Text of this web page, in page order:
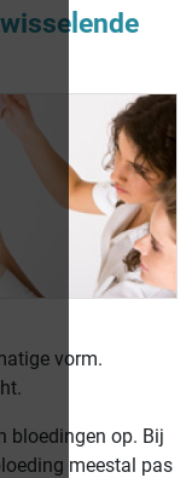
vorm.
bloedingen op. Bij
meestal pas